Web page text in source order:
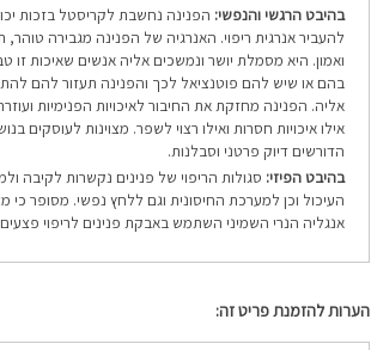
בהיבט הרגשי והנפשי: הפנינה נחשבת לקריסטל בזכות
להעביר אנרגית ריפוי. האנרגיה של הפנינה מגבירה טוהר,
ואמון. היא מסמלת יושר ונמשכים אליה אנשים שאיכות זו
בהם או שיש להם פוטנציאל לכך והפנינה תעזור להם
אליה. הפנינה מחזקת את החיבור לאיכויות הפנימיות
אילו איכויות חסרות ואילו רצוי לשפר. מצוינות לעוסקים
הדורשים דיוק פרטני וסבלנות.
בהיבט הפיזי: סגולות הריפוי של פנינים נקשרות לקיבה
העיכול וכן למערכת החיסונית וגם ללחץ נפשי. מסופר כי
אנגליה הנרי השמיני השתמש באבקת פנינים לריפוי
הערות להזמנת פריט זה: